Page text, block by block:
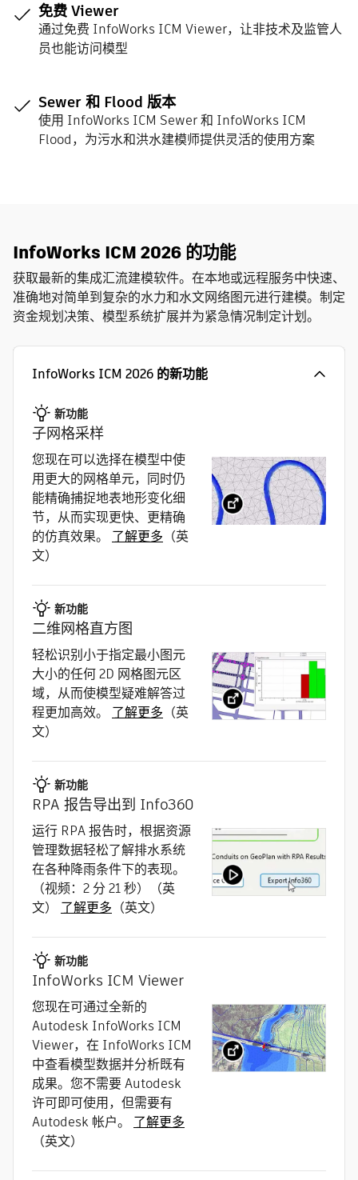
免费 Viewer
通过免费 InfoWorks ICM Viewer，让非技术及监管人
员也能访问模型
Sewer 和 Flood 版本
使用 InfoWorks ICM Sewer 和 InfoWorks ICM
Flood，为污水和洪水建模师提供灵活的使用方案
InfoWorks ICM 2026 的功能
获取最新的集成汇流建模软件。在本地或远程服务中快速、
准确地对简单到复杂的水力和水文网络图元进行建模。制定
资金规划决策、模型系统扩展并为紧急情况制定计划。
InfoWorks ICM 2026 的新功能
新功能
子网格采样
您现在可以选择在模型中使
用更大的网格单元，同时仍
能精确捕捉地表地形变化细
节，从而实现更快、更精确
的仿真效果。
了解更多 （英
文）
新功能
二维网格直方图
轻松识别小于指定最小图元
大小的任何 2D 网格图元区
域，从而使模型疑难解答过
程更加高效。
了解更多 （英
文）
新功能
RPA 报告导出到 Info360
运行 RPA 报告时，根据资源
管理数据轻松了解排水系统
在各种降雨条件下的表现。
（视频：2 分 21 秒）（英
文）
了解更多 （英文）
新功能
InfoWorks ICM Viewer
您现在可通过全新的
Autodesk InfoWorks ICM
Viewer，在 InfoWorks ICM
中查看模型数据并分析既有
成果。您不需要 Autodesk
许可即可使用，但需要有
Autodesk 帐户。
了解更多
（英文）